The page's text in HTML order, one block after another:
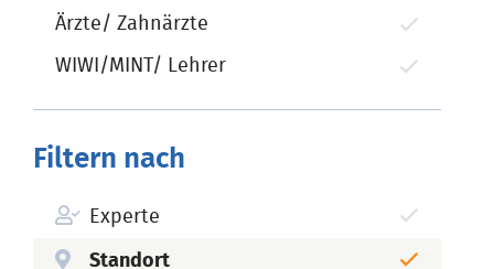
Ärzte/ Zahnärzte
WIWI/MINT/ Lehrer
Filtern nach
Experte
Standort